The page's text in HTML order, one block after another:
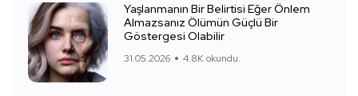
Yaşlanmanın Bir Belirtisi Eğer Önlem
Almazsanız Ölümün Güçlü Bir
Göstergesi Olabilir
31.05.2026 4.8K okundu.